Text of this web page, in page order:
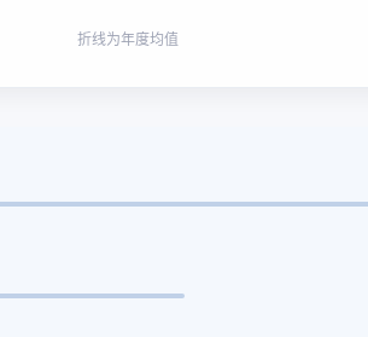
折线为年度均值